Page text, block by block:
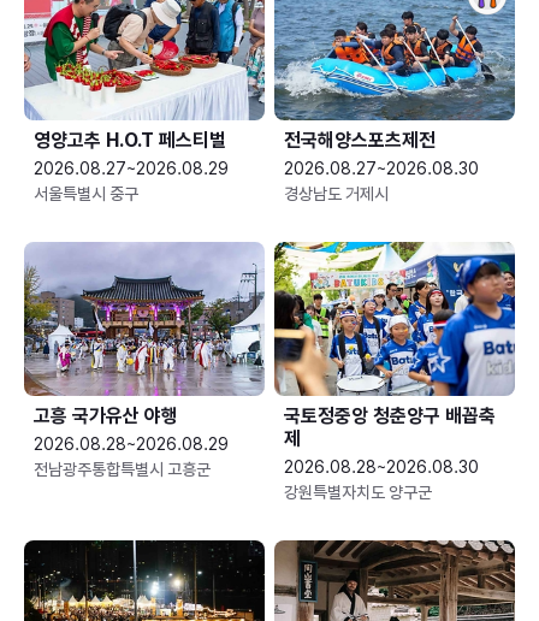
영양고추 H.O.T 페스티벌
2026.08.27~2026.08.29
서울특별시 중구
전국해양스포츠제전
2026.08.27~2026.08.30
경상남도 거제시
고흥 국가유산 야행
2026.08.28~2026.08.29
전남광주통합특별시 고흥군
국토정중앙 청춘양구 배꼽축
제
2026.08.28~2026.08.30
강원특별자치도 양구군